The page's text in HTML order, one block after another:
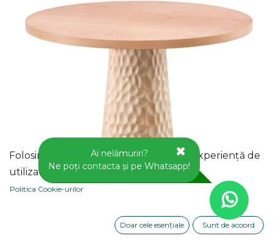
Folosim cookie-uri pentru a vă oferi o experiență de
utilizator mai bună pe acest site web.
Politica Cookie-urilor
Doar cele esențiale Sunt de acoord
Ai nelămuriri?
Ne poți contacta și pe Whatsapp!